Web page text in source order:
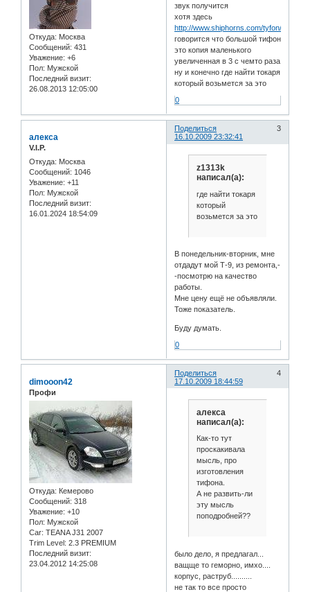
Откуда: Москва
Сообщений: 431
Уважение: +6
Пол: Мужской
Последний визит:
26.08.2013 12:05:00
звук получится
хотя здесь
http://www.shiphorns.com/tyfon/
говорится что большой тифон
это копия маленького
увеличенная в 3 с чемто раза
ну и конечно где найти токаря
который возьмется за это
0
Поделиться
3
16.10.2009 23:32:41
алекса
V.I.P.
Откуда: Москва
Сообщений: 1046
Уважение: +11
Пол: Мужской
Последний визит:
16.01.2024 18:54:09
z1313k
написал(а):
где найти токаря
который
возьмется за это
В понедельник-вторник, мне
отдадут мой Т-9, из ремонта,-
-посмотрю на качество
работы.
Мне цену ещё не объявляли.
Тоже показатель.
Буду думать.
0
Поделиться
4
17.10.2009 18:44:59
dimooon42
Профи
Откуда: Кемерово
Сообщений: 318
Уважение: +10
Пол: Мужской
Car: TEANA J31 2007
Trim Level: 2.3 PREMIUM
Последний визит:
23.04.2012 14:25:08
алекса
написал(а):
Как-то тут
проскакивала
мысль, про
изготовления
тифона.
А не развить-ли
эту мысль
поподробней??
было дело, я предлагал...
ващще то геморно, имхо....
корпус, раструб..........
не так то все просто